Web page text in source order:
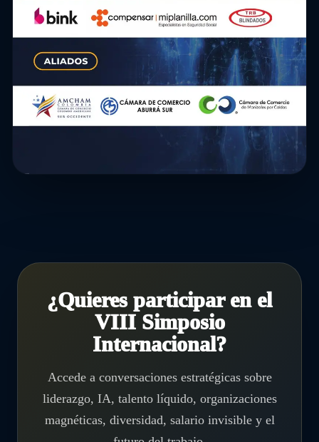
¿Quieres participar en el
VIII Simposio
Internacional?
Accede a conversaciones estratégicas sobre
liderazgo, IA, talento líquido, organizaciones
magnéticas, diversidad, salario invisible y el